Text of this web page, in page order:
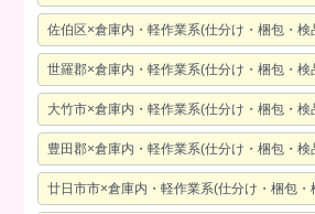
佐伯区×倉庫内・軽作業系(仕分け・梱包・検
世羅郡×倉庫内・軽作業系(仕分け・梱包・検
大竹市×倉庫内・軽作業系(仕分け・梱包・検
豊田郡×倉庫内・軽作業系(仕分け・梱包・検
廿日市市×倉庫内・軽作業系(仕分け・梱包・